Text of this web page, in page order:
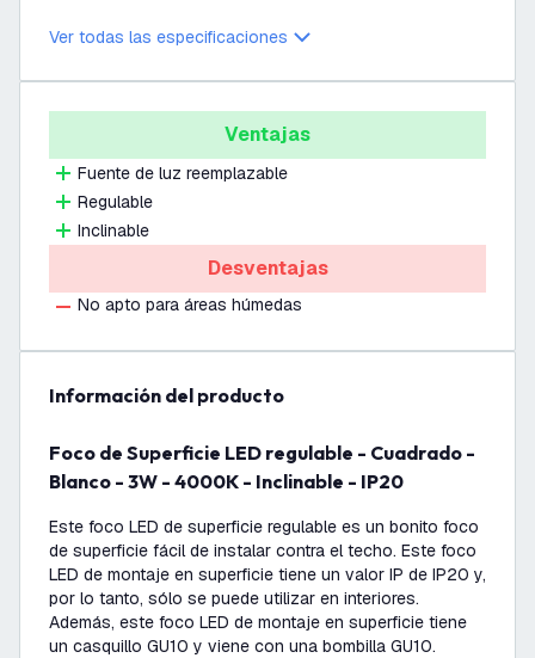
Ver todas las especificaciones
Ventajas
Fuente de luz reemplazable
Regulable
Inclinable
Desventajas
No apto para áreas húmedas
información del producto
Foco de Superficie LED regulable - Cuadrado -
Blanco - 3W - 4000K - Inclinable - IP20
Este foco LED de superficie regulable es un bonito foco
de superficie fácil de instalar contra el techo. Este foco
LED de montaje en superficie tiene un valor IP de IP20 y,
por lo tanto, sólo se puede utilizar en interiores.
Además, este foco LED de montaje en superficie tiene
un casquillo GU10 y viene con una bombilla GU10.